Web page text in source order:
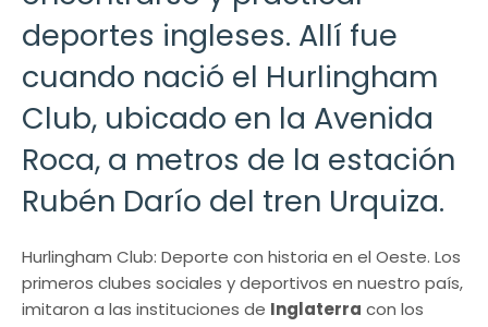
deportes ingleses. Allí fue
cuando nació el Hurlingham
Club, ubicado en la Avenida
Roca, a metros de la estación
Rubén Darío del tren Urquiza.
Hurlingham Club: Deporte con historia en el Oeste. Los
primeros clubes sociales y deportivos en nuestro país,
imitaron a las instituciones de Inglaterra con los